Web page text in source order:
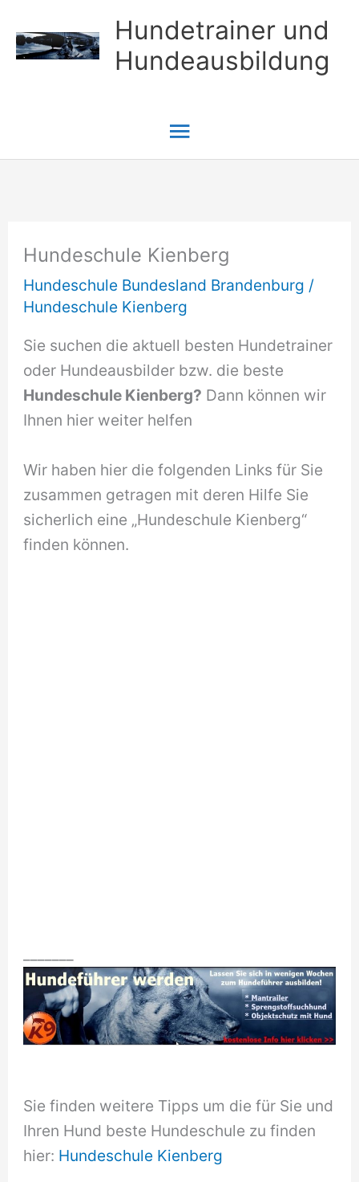
Inhalt
springen
Hundetrainer und
Hundeausbildung
Hauptmenü
Hundeschule Kienberg
Hundeschule Bundesland Brandenburg /
Hundeschule Kienberg
Sie suchen die aktuell besten Hundetrainer
oder Hundeausbilder bzw. die beste
Hundeschule Kienberg? Dann können wir
Ihnen hier weiter helfen
Wir haben hier die folgenden Links für Sie
zusammen getragen mit deren Hilfe Sie
sicherlich eine „Hundeschule Kienberg“
finden können.
Sie finden weitere Tipps um die für Sie und
Ihren Hund beste Hundeschule zu finden
hier: Hundeschule Kienberg